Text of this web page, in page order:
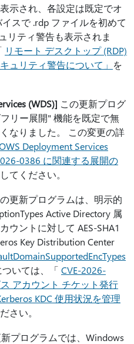
示され、各設定は既定でオ
スで .rdp ファイルを初めて
リティ警告も表示されま
リモート デスクトップ (RDP)
ュリティ警告について」 を
(WDS)] この更新プログ
リー展開" 機能を既定で無
なりました。 この変更の詳
Deployment Services
0386 に関連する展開の
てください。
更新プログラムは、明示的
Active Directory 属
ウントに対して AES-SHA1
Key Distribution Center
いては、「 CVE-2026-
アカウント チケット発行
KDC 使用状況を管理
さい。
プログラムでは、Windows